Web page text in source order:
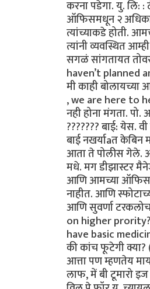
करना पडेगा. यु. लि:
ऑफिसमधून २
त्यांच्याकडे होती.
त्यांनी व्यवस्थित
सगळं सांगतायत
haven’t planned
मी काही
, we are here to
नही होना मंगता.
??????? बाई: येस.
बाई नखर्याaत
आता ते पोलीस गेले.
मधे. मग डीझास्टर
आणि आमच्या
नाहीत. आणि
आणि सुवर्णा
on higher
have basic
की कांच फूटेगी
आत्ता पण म्हणतेय
लाफ, में बी टूमारो